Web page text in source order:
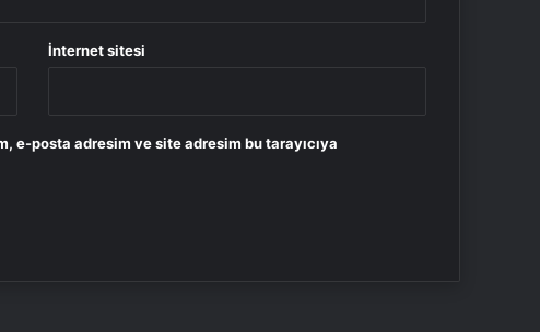
İnternet sitesi
e-posta adresim ve site adresim bu tarayıcıya